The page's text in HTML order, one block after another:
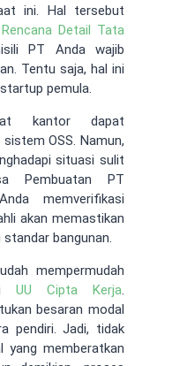
ini. Hal tersebut
Rencana Detail Tata
PT Anda wajib
Tentu saja, hal ini
pemula.
kantor dapat
OSS. Namun,
situasi sulit
Pembuatan PT
memverifikasi
akan memastikan
bangunan.
mempermudah
UU Cipta Kerja
besaran modal
pendiri. Jadi, tidak
yang memberatkan